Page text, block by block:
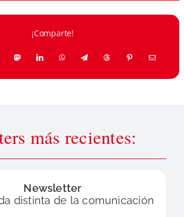
¡Comparte!
más recientes:
Newsletter
distinta de la comunicación